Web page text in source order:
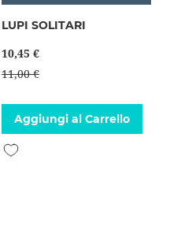
LUPI SOLITARI
10,45 €
11,00 €
Aggiungi al Carrello
Aggiungi alla lista desideri